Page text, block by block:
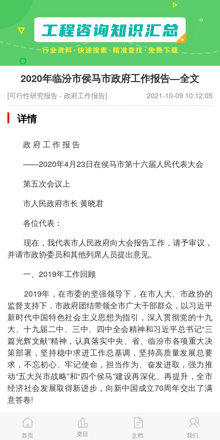
2020年临汾市侯马市政府工作报告—全文
[可行性研究报告 - 政府工作报告] 2021-10-09 10:12:05
详情
政 府 工 作 报 告
——2020年4月23日在侯马市第十六届人民代表大会
第五次会议上
市人民政府市长 黄晓君
各位代表：
现在，我代表市人民政府向大会报告工作，请予审议，
并请市政协委员和其他列席人员提出意见。
一、2019年工作回顾
2019年，在市委的坚强领导下，在市人大、市政协的
监督支持下，市政府团结带领全市广大干部群众，以习近平
新时代中国特色社会主义思想为指引，深入贯彻党的十九
大、十九届二中、三中、四中全会精神和习近平总书记“三
篇光辉文献”精神，认真落实中央、省、临汾市各项重大决
策部署，坚持稳中求进工作总基调，坚持高质量发展总要
求，不忘初心、牢记使命，担当作为、奋发进取，强力推
动“五大兴市战略”和“四个侯马”建设再深化、再提升，全市
经济社会发展取得新进步，向新中国成立70周年交出了满
意答卷!
经济运行呈现“稳增长”。主要经济指标保持在合理区间
运行，一般公共预算收入同比增长8.4%，固定资产投资总
首页 类目 文档 我们